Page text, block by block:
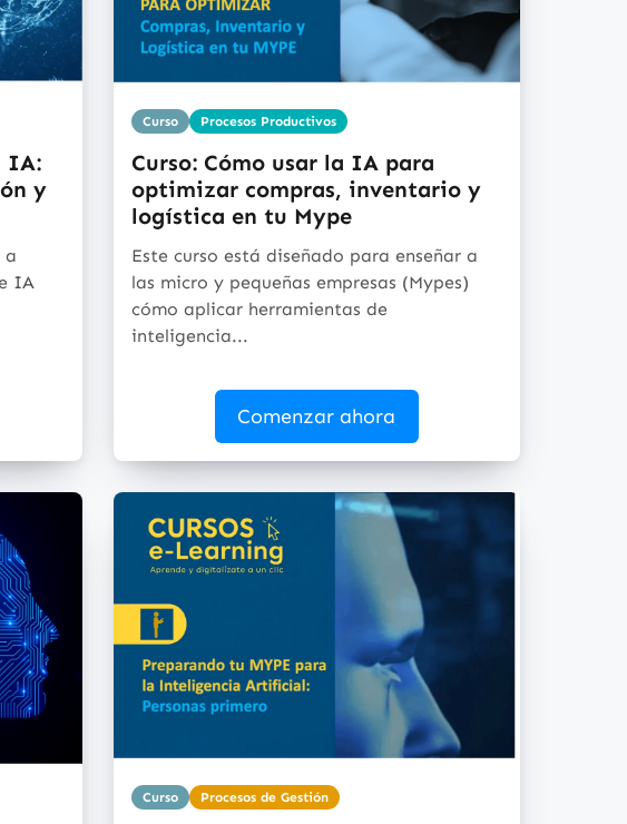
IA:
y
a
IA
Curso Procesos Productivos
Curso: Cómo usar la IA para
optimizar compras, inventario y
logística en tu Mype
Este curso está diseñado para enseñar a
las micro y pequeñas empresas (Mypes)
cómo aplicar herramientas de
inteligencia...
Comenzar ahora
Curso Procesos de Gestión